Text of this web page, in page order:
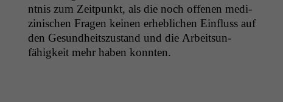
nt­nis zum Zeit­punkt, als die noch offe­nen medi­
zinis­chen Fra­gen keinen erhe­blichen Ein­fluss auf
den Gesund­heit­szu­s­tand und die Arbeit­sun­
fähigkeit mehr haben konnten.